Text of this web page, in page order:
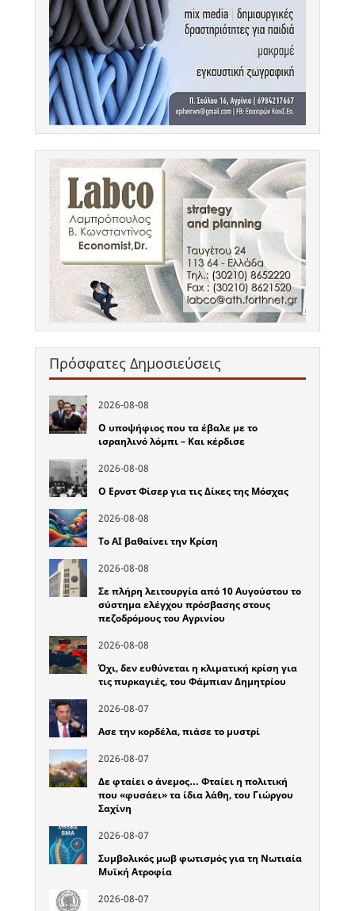
Πρόσφατες Δημοσιεύσεις
2026-08-08
Ο υποψήφιος που τα έβαλε με το
ισραηλινό λόμπι – Και κέρδισε
2026-08-08
Ο Ερνστ Φίσερ για τις Δίκες της Μόσχας
2026-08-08
Το ΑΙ βαθαίνει την Κρίση
2026-08-08
Σε πλήρη λειτουργία από 10 Αυγούστου το
σύστημα ελέγχου πρόσβασης στους
πεζοδρόμους του Αγρινίου
2026-08-08
Όχι, δεν ευθύνεται η κλιματική κρίση για
τις πυρκαγιές, του Φάμπιαν Δημητρίου
2026-08-07
Ασε την κορδέλα, πιάσε το μυστρί
2026-08-07
Δε φταίει ο άνεμος… Φταίει η πολιτική
που «φυσάει» τα ίδια λάθη, του Γιώργου
Σαχίνη
2026-08-07
Συμβολικός μωβ φωτισμός για τη Νωτιαία
Μυϊκή Ατροφία
2026-08-07